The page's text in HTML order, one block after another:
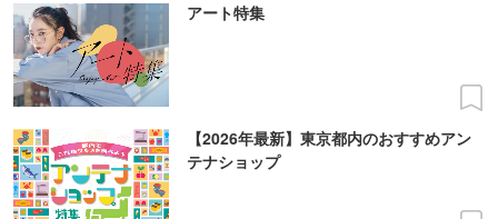
アート特集
【2026年最新】東京都内のおすすめアン
テナショップ